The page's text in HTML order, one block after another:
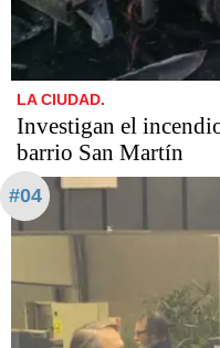
LA CIUDAD.
Investigan el
barrio San Martín
#04